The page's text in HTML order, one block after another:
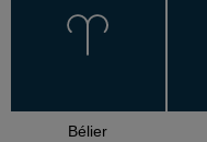
Bélier